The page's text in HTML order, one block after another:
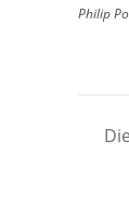
Philip